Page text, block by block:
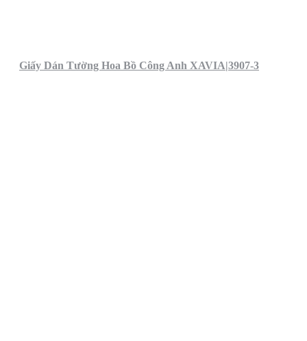
Giấy Dán Tường Hoa Bồ Công Anh XAVIA|3907-3